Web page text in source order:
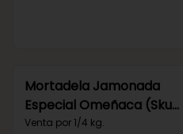
Mortadela Jamonada
Especial Omeñaca (Sku
160)
Venta por 1/4 kg.